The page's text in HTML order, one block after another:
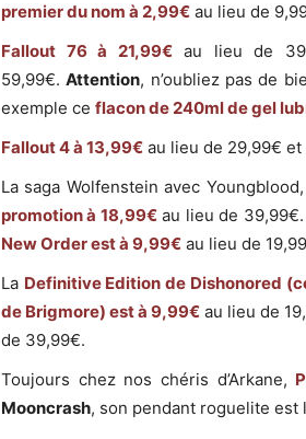
premier du nom à 2,99€ au lieu de
Fallout 76 à 21,99€au lieu de
59,99€.Attention, n’oubliez pas de
exemple ce flacon de 240ml de gel
Fallout 4 à 13,99€ au lieu de 29,99€ et
La saga Wolfenstein avec
promotion à 18,99€au lieu de
New Order est à 9,99€ au lieu de
La Definitive Edition de Dishonored
de Brigmore) est à 9,99€ au lieu de
de 39,99€.
Toujours chez nos chéris d’Arkane,
Mooncrash, son pendant roguelite est